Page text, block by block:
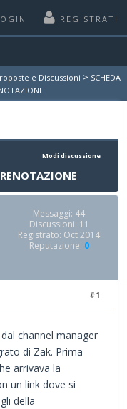
REGISTRATI
e Discussioni > SCHEDA
Modi discussione
Messaggi: 44
Discussioni: 11
Registrato: Oct 2014
Reputazione: 0
#1
channel manager
di Zak. Prima
arrivava la
un link dove si
della